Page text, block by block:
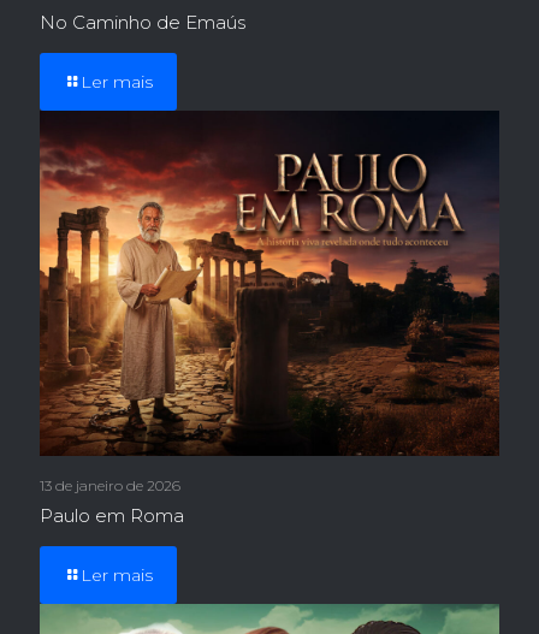
No Caminho de Emaús
Ler mais
13 de janeiro de 2026
Paulo em Roma
Ler mais